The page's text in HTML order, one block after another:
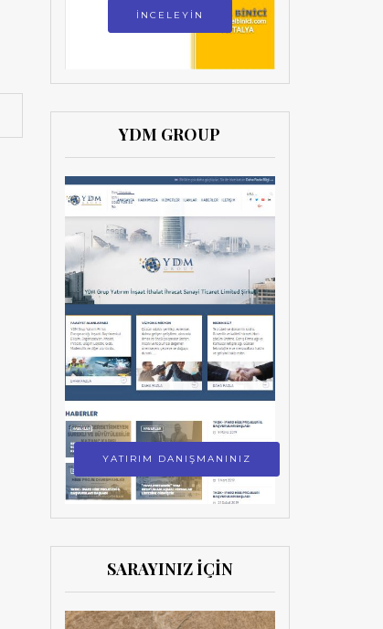
İNCELEYİN
YDM GROUP
YATIRIM DANIŞMANINIZ
SARAYINIZ İÇİN